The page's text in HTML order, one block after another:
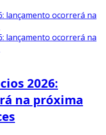
2026:
na próxima